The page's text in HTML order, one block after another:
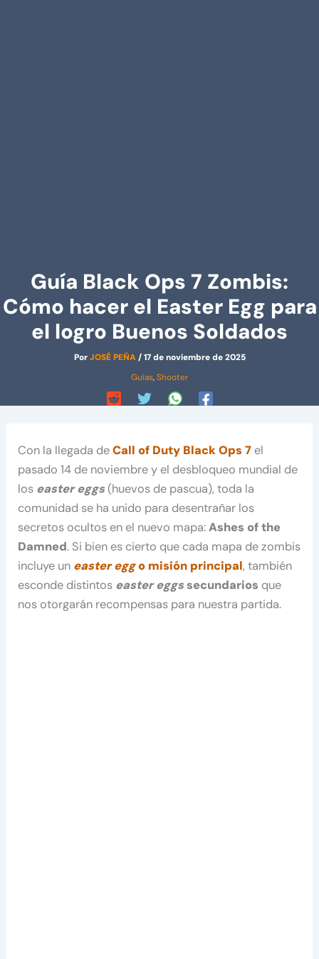
Guía Black Ops 7 Zombis:
Cómo hacer el Easter Egg para
el logro Buenos Soldados
PorJOSÉ PEÑA/17 de noviembre de 2025
Guías,Shooter
Con la llegada deCall of Duty Black Ops 7 el
pasado 14 de noviembre y el desbloqueo mundial de
los easter eggs(huevos de pascua), toda la
comunidad se ha unido para desentrañar los
secretos ocultos en el nuevo mapa:Ashes of the
Damned. Si bien es cierto que cada mapa de zombis
incluye un easter eggo misión principal, también
esconde distintos easter eggssecundarios que
nos otorgarán recompensas para nuestra partida.